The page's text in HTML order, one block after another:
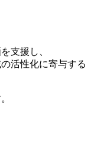
支援し、
活性化に寄与する